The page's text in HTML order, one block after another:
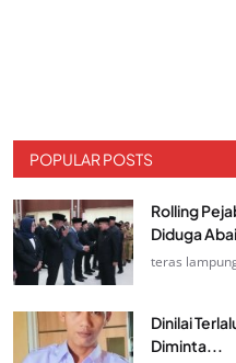
POPULAR POSTS
Rolling
Diduga
teras
Dinilai
Diminta...